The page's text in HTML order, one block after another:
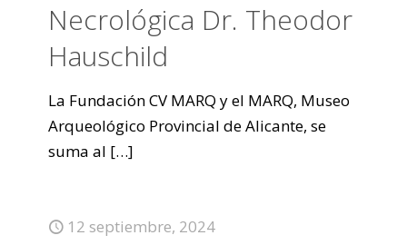
Necrológica Dr. Theodor
Hauschild
La Fundación CV MARQ y el MARQ, Museo
Arqueológico Provincial de Alicante, se
suma al […]
12 septiembre, 2024